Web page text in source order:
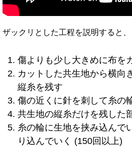
ザックリとした工程を説明すると、
傷よりも少し大きめに布を
カットした共生地から横向
縦糸を残す
傷の近くに針を刺して糸の
共生地の縦糸だけを残した
糸の輪に生地を挟み込んで
り込んでいく (150回以上)